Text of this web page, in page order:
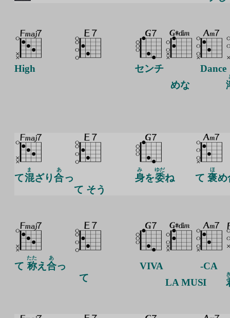
High
センチ
めな
Dance
て混
ま
ざり合
あ
っ
て そう
身
み
を委
ゆだ
ね て褒
ほ
め
て 称
たた
え 合
あ
っ
て
VIVA
LA MUSI
-CA